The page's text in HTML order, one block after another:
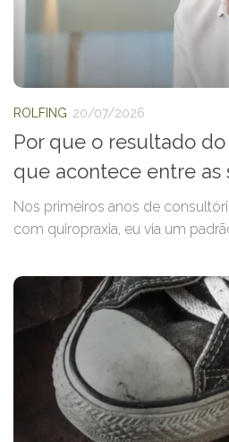
ROLFING 20/07/2026
Por que o resultado
que acontece entre as
Nos primeiros anos de
com quiropraxia, eu via um